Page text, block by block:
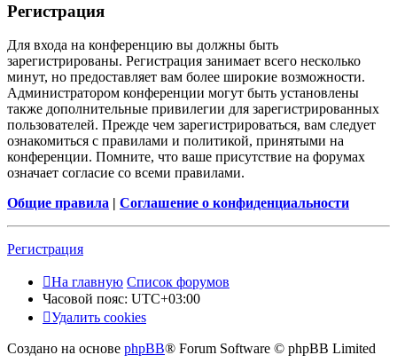
Регистрация
Для входа на конференцию вы должны быть
зарегистрированы. Регистрация занимает всего несколько
минут, но предоставляет вам более широкие возможности.
Администратором конференции могут быть установлены
также дополнительные привилегии для зарегистрированных
пользователей. Прежде чем зарегистрироваться, вам следует
ознакомиться с правилами и политикой, принятыми на
конференции. Помните, что ваше присутствие на форумах
означает согласие со всеми правилами.
Общие правила | Соглашение о конфиденциальности
Регистрация
На главную Список форумов
Часовой пояс: UTC+03:00
Удалить cookies
Создано на основе phpBB® Forum Software © phpBB Limited